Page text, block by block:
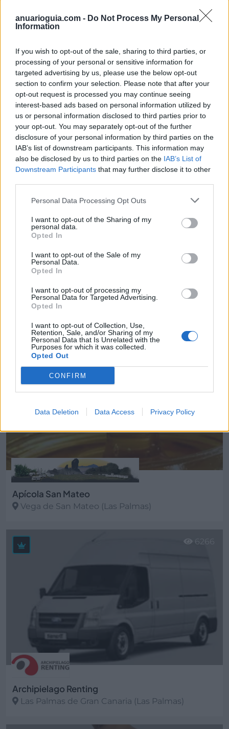
anuarioguia.com - Do Not Process My Personal
Information
If you wish to opt-out of the sale, sharing to third parties, or
processing of your personal or sensitive information for
targeted advertising by us, please use the below opt-out
section to confirm your selection. Please note that after your
opt-out request is processed you may continue seeing
interest-based ads based on personal information utilized by
us or personal information disclosed to third parties prior to
your opt-out. You may separately opt-out of the further
disclosure of your personal information by third parties on the
IAB’s list of downstream participants. This information may
also be disclosed by us to third parties on the IAB’s List of
Downstream Participants that may further disclose it to other
Personal Data Processing Opt Outs
I want to opt-out of the Sharing of my
personal data.
Opted In
I want to opt-out of the Sale of my
Personal Data.
Opted In
I want to opt-out of processing my
Personal Data for Targeted Advertising.
Opted In
I want to opt-out of Collection, Use,
Retention, Sale, and/or Sharing of my
Personal Data that Is Unrelated with the
Purposes for which it was collected.
Opted Out
CONFIRM
Data Deletion Data Access Privacy Policy
Empresas destacadas
en Palmas de Gran
Canaria (Las)
Alfaship Ship&Offshore Agency, S.L.
Las Palmas de Gran Canaria (Las Palmas)
Ver más
5282
Apícola San Mateo
Vega de San Mateo (Las Palmas)
Archipielago Renting
Las Palmas de Gran Canaria (Las Palmas)
6266